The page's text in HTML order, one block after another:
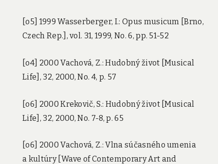
[o5] 1999 Wasserberger, I.: Opus musicum [Brno,
Czech Rep.], vol. 31, 1999, No. 6, pp. 51-52
[o4] 2000 Vachová, Z.: Hudobný život [Musical
Life], 32, 2000, No. 4, p. 57
[o6] 2000 Krekovič, S.: Hudobný život [Musical
Life], 32, 2000, No. 7-8, p. 65
[o6] 2000 Vachová, Z.: Vlna súčasného umenia
a kultúry [Wave of Contemporary Art and